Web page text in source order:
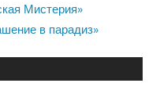
Мистерия»
в парадиз»